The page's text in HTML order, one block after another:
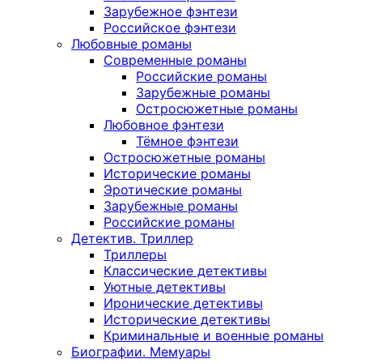
Зарубежное фэнтези
Российское фэнтези
Любовные романы
Современные романы
Российские романы
Зарубежные романы
Остросюжетные романы
Любовное фэнтези
Тёмное фэнтези
Остросюжетные романы
Исторические романы
Эротические романы
Зарубежные романы
Российские романы
Детектив. Триллер
Триллеры
Классические детективы
Уютные детективы
Иронические детективы
Исторические детективы
Криминальные и военные романы
Биографии. Мемуары